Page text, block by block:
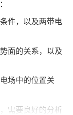
件，以及两带电
面的关系，以及
场中的位置关
需要良好的分析